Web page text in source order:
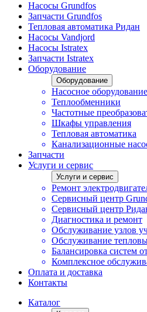
Насосы Grundfos
Запчасти Grundfos
Тепловая автоматика Ридан
Насосы Vandjord
Насосы Istratex
Запчасти Istratex
Оборудование
Оборудование
Насосное оборудование
Теплообменники
Частотные
Шкафы управления
Тепловая автоматика
Канализационные
Запчасти
Услуги и сервис
Услуги и сервис
Ремонт
Сервисный центр
Сервисный центр
Диагностика и ремонт
Обслуживание узлов
Обслуживание
Балансировка систем
Комплексное
Оплата и доставка
Контакты
Каталог